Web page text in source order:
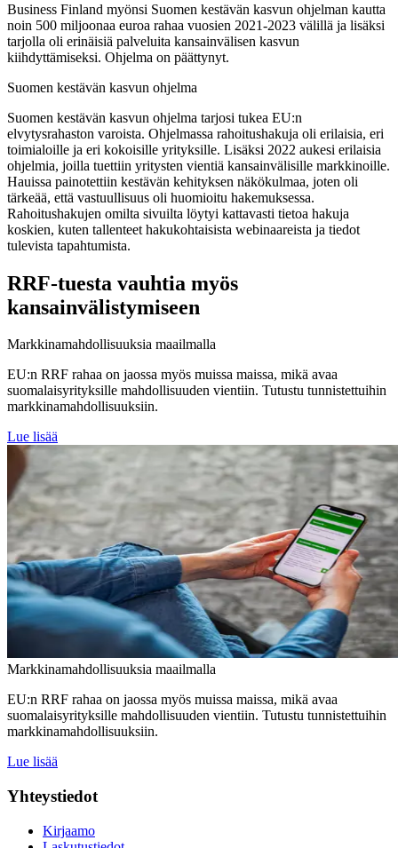
Business Finland myönsi Suomen kestävän kasvun ohjelman kautta
noin 500 miljoonaa euroa rahaa vuosien 2021-2023 välillä ja lisäksi
tarjolla oli erinäisiä palveluita kansainvälisen kasvun
kiihdyttämiseksi. Ohjelma on päättynyt.
Suomen kestävän kasvun ohjelma
Suomen kestävän kasvun ohjelma tarjosi tukea EU:n
elvytysrahaston varoista. Ohjelmassa rahoitushakuja oli erilaisia, eri
toimialoille ja eri kokoisille yrityksille. Lisäksi 2022 aukesi erilaisia
ohjelmia, joilla tuettiin yritysten vientiä kansainvälisille markkinoille.
Hauissa painotettiin kestävän kehityksen näkökulmaa, joten oli
tärkeää, että vastuullisuus oli huomioitu hakemuksessa.
Rahoitushakujen omilta sivuilta löytyi kattavasti tietoa hakuja
koskien, kuten tallenteet hakukohtaisista webinaareista ja tiedot
tulevista tapahtumista.
RRF-tuesta vauhtia myös
kansainvälistymiseen
Markkinamahdollisuuksia maailmalla
EU:n RRF rahaa on jaossa myös muissa maissa, mikä avaa
suomalaisyrityksille mahdollisuuden vientiin. Tutustu tunnistettuihin
markkinamahdollisuuksiin.
Lue lisää
Markkinamahdollisuuksia maailmalla
EU:n RRF rahaa on jaossa myös muissa maissa, mikä avaa
suomalaisyrityksille mahdollisuuden vientiin. Tutustu tunnistettuihin
markkinamahdollisuuksiin.
Lue lisää
Yhteystiedot
Kirjaamo